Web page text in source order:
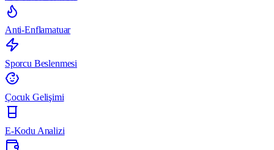
Anti-Enflamatuar
Sporcu Beslenmesi
Çocuk Gelişimi
E-Kodu Analizi